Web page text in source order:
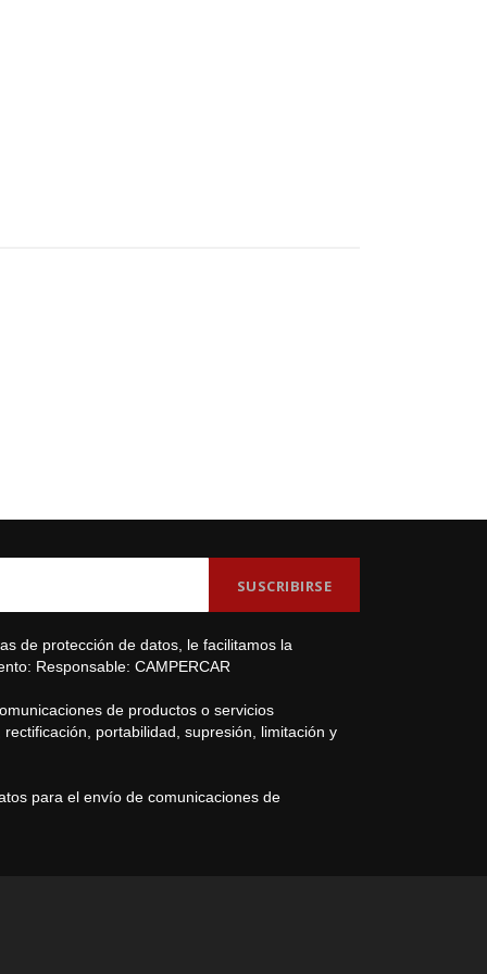
de protección de datos, le facilitamos la
Responsable: CAMPERCAR
de productos o servicios
portabilidad, supresión, limitación y
para el envío de comunicaciones de